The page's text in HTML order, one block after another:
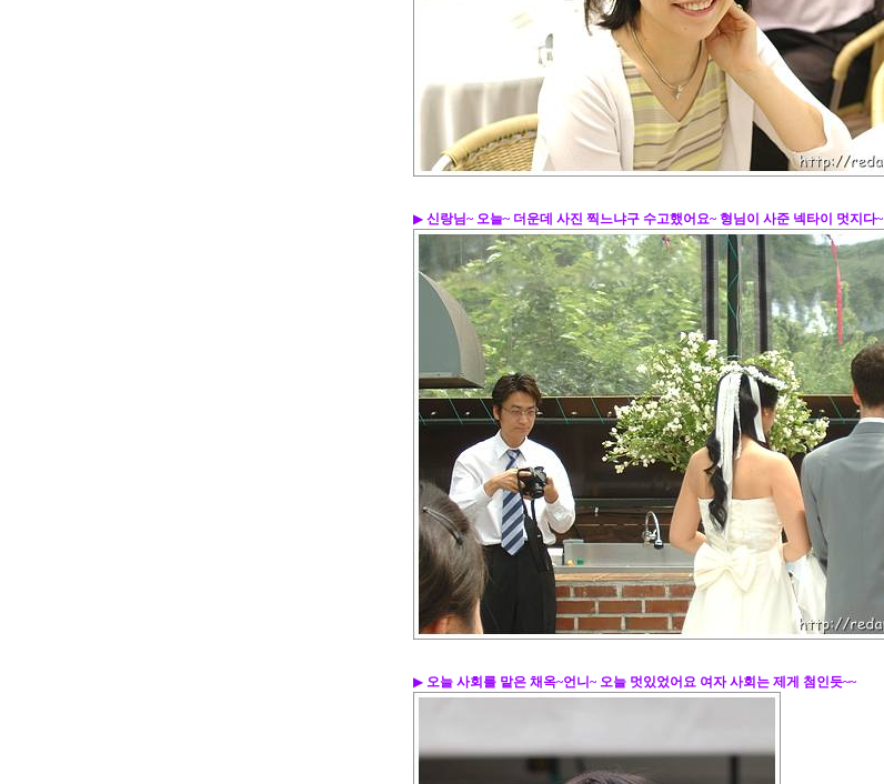
▶ 신랑님~ 오늘~ 더운데 사진 찍느냐구 수고했어요~ 형님이 사준 넥타이 멋지다~
▶ 오늘 사회를 맡은 채옥~언니~ 오늘 멋있었어요 여자 사회는 제게 첨인듯~~